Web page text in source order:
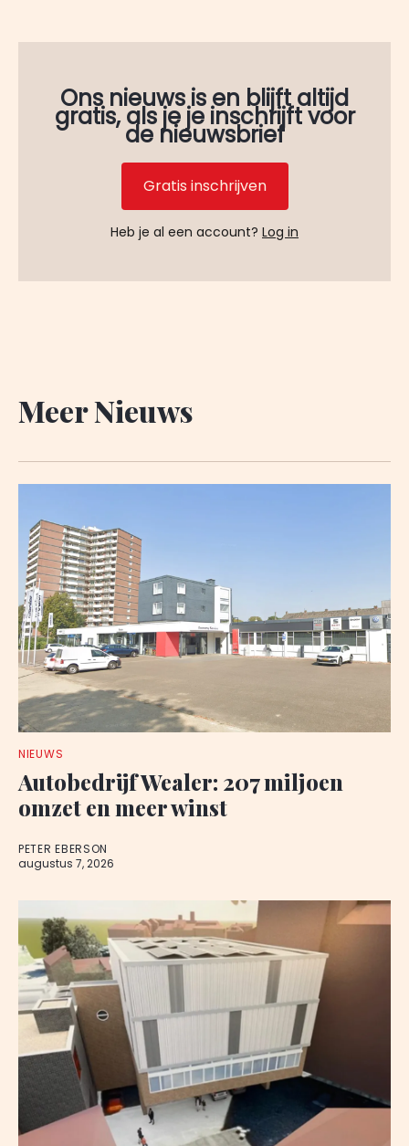
Ons nieuws is en blijft altijd
gratis, als je je inschrijft voor
de nieuwsbrief
Gratis inschrijven
Heb je al een account? Log in
Meer Nieuws
NIEUWS
Autobedrijf Wealer: 207 miljoen
omzet en meer winst
PETER EBERSON
augustus 7, 2026